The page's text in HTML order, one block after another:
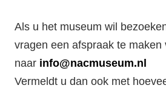
Als u het museum wil
vragen een afspraak te maken
naar info@nacmuseum.nl
Vermeldt u dan ook met